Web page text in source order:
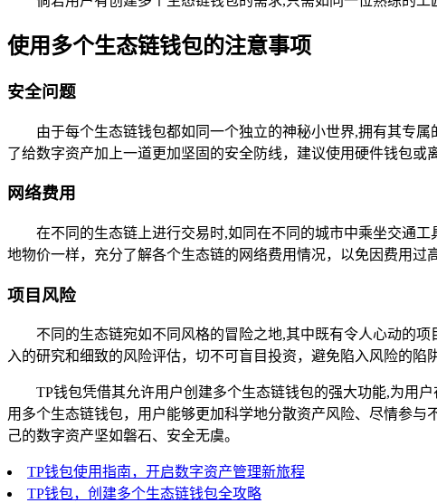
使用多个生态链钱包的注意事项
安全问题
由于每个生态链钱包都如同一个独立的神秘小世界,拥有其专
了给数字资产加上一道更加坚固的安全防线，建议使用硬件钱包或
网络费用
在不同的生态链上进行交易时,如同在不同的城市中乘坐交通
地物价一样，充分了解各个生态链的网络费用情况，以免因费用过
项目风险
不同的生态链宛如不同风格的冒险之地,其中既有令人心动的
入的研究和细致的风险评估，切不可盲目投资，避免陷入风险的陷阱
TP钱包凭借其允许用户创建多个生态链钱包的强大功能,为用
用多个生态链钱包，用户能够更加科学地分散资产风险、尽情参
己的数字资产坚如磐石、安全无虞。
TP钱包使用指南，开启数字资产管理新旅程
TP钱包，创建多个生态链钱包全攻略